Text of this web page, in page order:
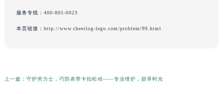
服务专线： 400-805-0023
本页链接： http://www.cheerlog-lego.com/problem/99.html
上一篇： 守护劳力士，巧防表带卡扣松动——专业维护，甜享时光